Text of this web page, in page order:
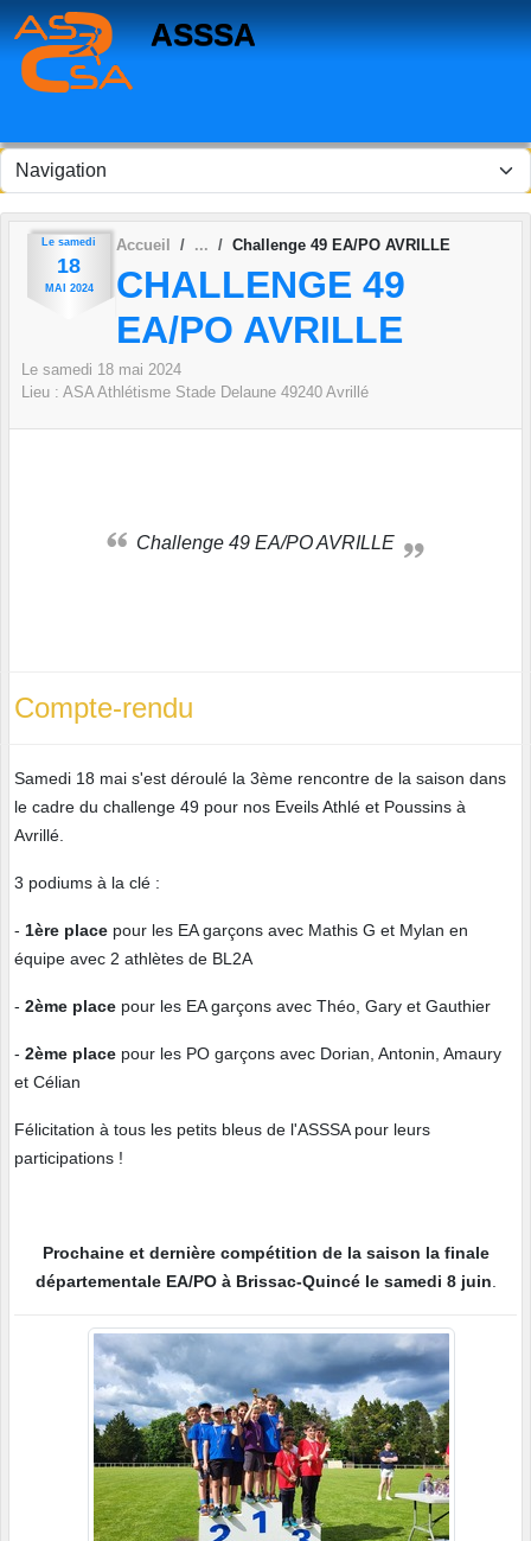
ASSSA
Le samedi
18
MAI 2024
Accueil Challenge 49 EA/PO AVRILLE
CHALLENGE 49
EA/PO AVRILLE
Le samedi 18 mai 2024
Lieu : ASA Athlétisme Stade Delaune 49240 Avrillé
Challenge 49 EA/PO AVRILLE
Compte-rendu
Samedi 18 mai s'est déroulé la 3ème rencontre de la saison dans
le cadre du challenge 49 pour nos Eveils Athlé et Poussins à
Avrillé.
3 podiums à la clé :
- 1ère place pour les EA garçons avec Mathis G et Mylan en
équipe avec 2 athlètes de BL2A
- 2ème place pour les EA garçons avec Théo, Gary et Gauthier
- 2ème place pour les PO garçons avec Dorian, Antonin, Amaury
et Célian
Félicitation à tous les petits bleus de l'ASSSA pour leurs
participations !
Prochaine et dernière compétition de la saison la finale
départementale EA/PO à Brissac-Quincé le samedi 8 juin
Panneau de gestion des cookies